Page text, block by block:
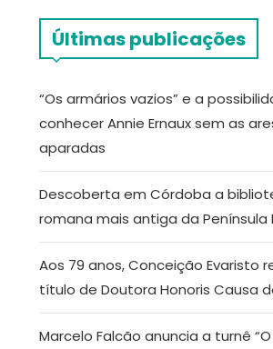
Últimas publicações
“Os armários vazios” e a
conhecer Annie Ernaux sem as
aparadas
Descoberta em Córdoba a
romana mais antiga da Península
Aos 79 anos, Conceição Evaristo
título de Doutora Honoris Causa
Marcelo Falcão anuncia a turnê “O